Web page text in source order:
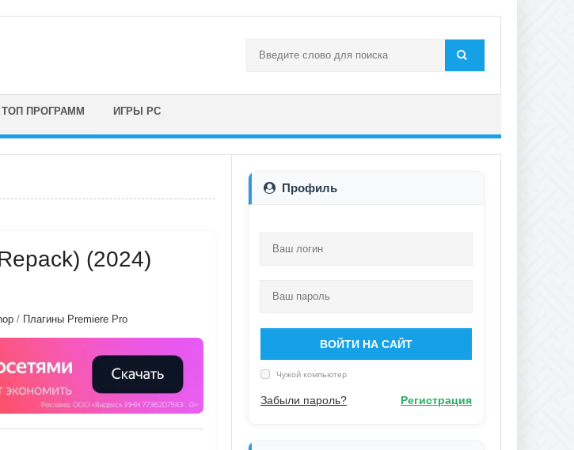
ТОП ПРОГРАММ ИГРЫ PC
(2024)
/ Плагины Premiere Pro
Профиль
ВОЙТИ НА САЙТ
Чужой компьютер
Забыли пароль? Регистрация